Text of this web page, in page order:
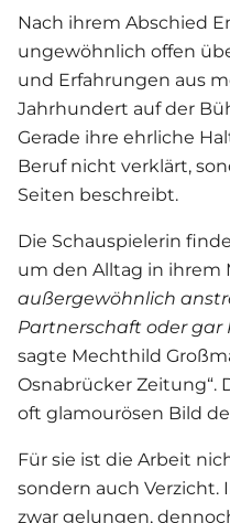
Nach ihrem Abschied
ungewöhnlich offen
und Erfahrungen aus
Jahrhundert auf der
Gerade ihre ehrliche
Beruf nicht verklärt,
Seiten beschreibt.
Die Schauspielerin
um den Alltag in ihrem
außergewöhnlich
Partnerschaft oder gar
sagte Mechthild
Osnabrücker Zeitung“.
oft glamourösen Bild
Für sie ist die Arbeit
sondern auch Verzicht.
zwar gelungen,